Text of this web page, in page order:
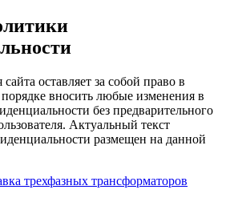
оставляет за собой право в
вносить любые изменения в
без предварительного
Актуальный текст
размещен на данной
трехфазных трансформаторов